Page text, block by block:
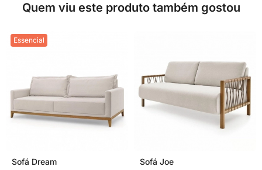
Quem viu este produto também gostou
Essencial
Sofá Dream Sofá Joe